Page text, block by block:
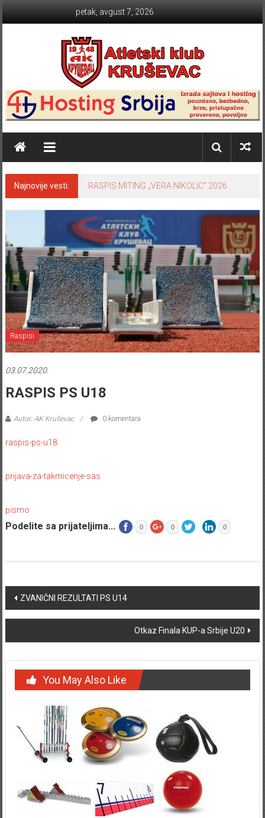
petak, avgust 7, 2026
Atletski klub KRUŠEVAC
Najnovije vesti: RASPIS MITING „VERA NIKOLIC“ 2026
Raspisi
03.07.2020.
RASPIS PS U18
Autor: AK Kruševac 0 komentara
raspis-ps-u18
prijava-za-takmicenje-sas
pismo
Podelite sa prijateljima... 0 0 0
Post navigation
ZVANIČNI REZULTATI PS U14
Otkaz Finala KUP-a Srbije U20
You May Also Like